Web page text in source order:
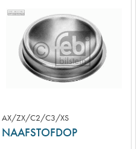
AX/ZX/C2/C3/XS
NAAFSTOFDOP